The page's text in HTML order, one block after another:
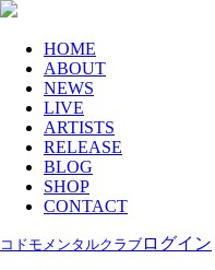
HOME
ABOUT
NEWS
LIVE
ARTISTS
RELEASE
BLOG
SHOP
CONTACT
コドモメンタルクラブ ログイン